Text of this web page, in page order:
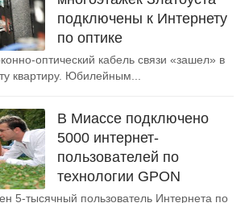
подключены к Интернету
по оптике
оптический кабель связи «зашел» в
квартиру. Юбилейным...
В Миассе подключено
5000 интернет-
пользователей по
технологии GPON
5-тысячный пользователь Интернета по